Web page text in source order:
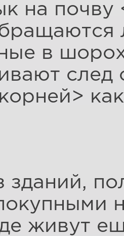
на почву
в
след
зданий,
живут